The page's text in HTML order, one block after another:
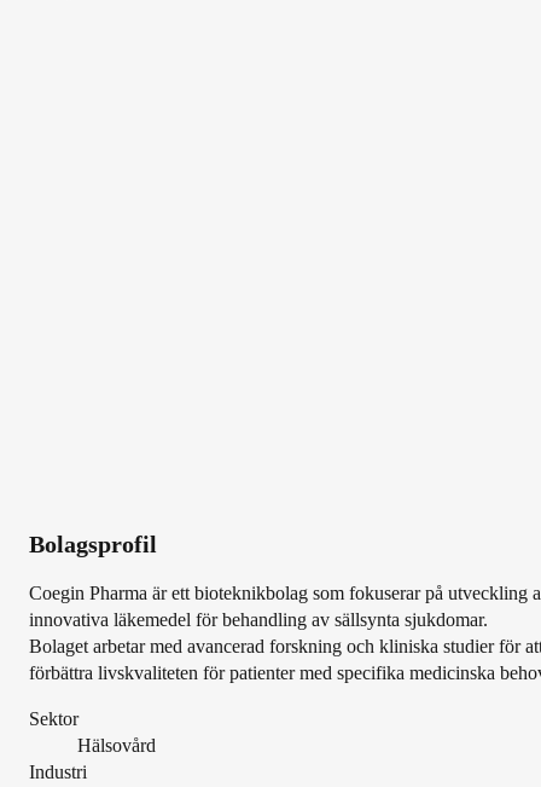
Bolagsprofil
Coegin Pharma är ett bioteknikbolag som fokuserar på utveckling
innovativa läkemedel för behandling av sällsynta sjukdomar.
Bolaget arbetar med avancerad forskning och kliniska studier för
förbättra livskvaliteten för patienter med specifika medicinska
Sektor
Hälsovård
Industri